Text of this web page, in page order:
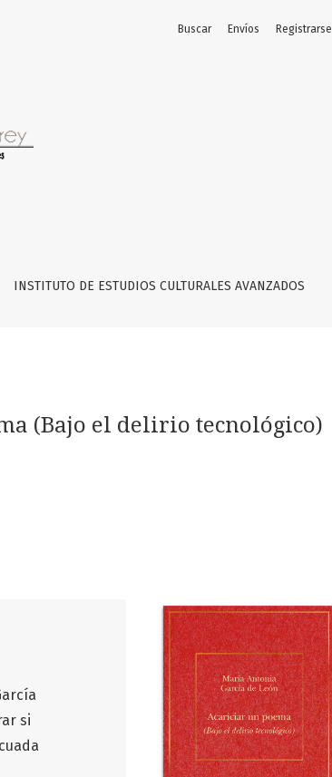
INSTITUTO DE ESTUDIOS CULTURALES AVANZADOS
Buscar Envíos Registrarse
(Bajo el delirio tecnológico)
si